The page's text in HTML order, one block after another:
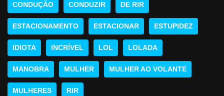
CONDUÇÃO CONDUZIR DE RIR
ESTACIONAMENTO ESTACIONAR ESTUPIDEZ
IDIOTA INCRÍVEL LOL LOLADA
MANOBRA MULHER MULHER AO VOLANTE
MULHERES RIR